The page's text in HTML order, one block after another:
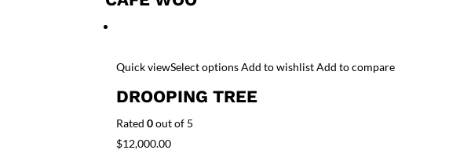
Quick viewSelect optionsAdd to wishlistAdd to compare
DROOPING TREE
Rated0out of 5
$12,000.00